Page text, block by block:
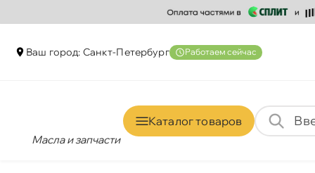
аш город: Санкт-Петербур Работаем сейчас
Масла и запчасти
Каталог товаро